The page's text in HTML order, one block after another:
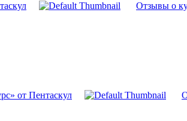
Отзывы о
от Пентаскул